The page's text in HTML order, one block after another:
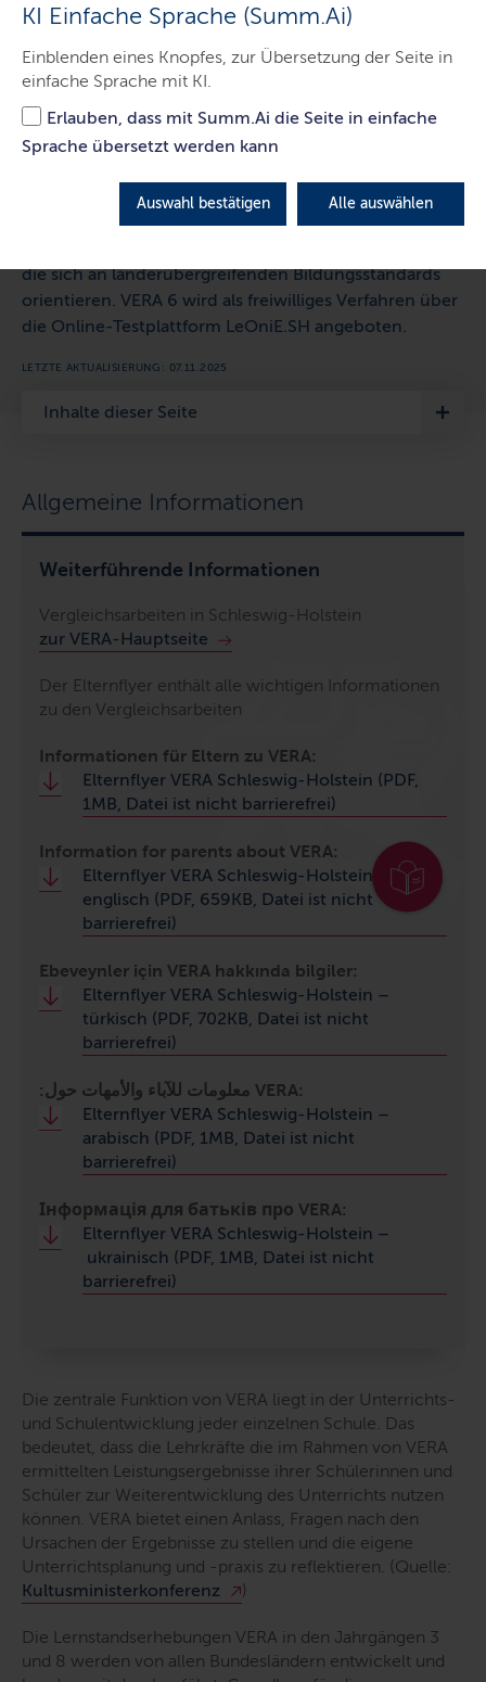
KI Einfache Sprache (Summ.Ai)
Einblenden eines Knopfes, zur Übersetzung der Seite in
einfache Sprache mit KI.
Erlauben, dass mit Summ.Ai die Seite in einfache
Sprache übersetzt werden kann
Auswahl bestätigen Alle auswählen
VERA – Vergleichsarbeiten
Mit flächendeckenden Vergleichsarbeiten (VERA)
und Schüler klassen- und schulübergreifend
vergleichen. In Schleswig-Holstein werden in den
die sich an länderübergreifenden Bildungsstandards
orientieren. VERA 6 wird als freiwilliges Verfahren über
die Online-Testplattform LeOniE.SH angeboten.
LETZTE AKTUALISIERUNG: 07.11.2025
Inhalte dieser Seite
Allgemeine Informationen
Weiterführende Informationen
Vergleichsarbeiten in Schleswig-Holstein
zur VERA-Hauptseite
Der Elternflyer enthält alle wichtigen Informationen
zu den Vergleichsarbeiten
Informationen für Eltern zu VERA:
Elternflyer VERA Schleswig-Holstein (PDF,
1MB, Datei ist nicht barrierefrei)
Information for parents about VERA:
Elternflyer VERA Schleswig-Holstein –
englisch (PDF, 659KB, Datei ist nicht
barrierefrei)
Ebeveynler için VERA hakkında bilgiler:
Elternflyer VERA Schleswig-Holstein –
türkisch (PDF, 702KB, Datei ist nicht
barrierefrei)
:معلومات للآباء والأمهات حول VERA:
Elternflyer VERA Schleswig-Holstein –
arabisch (PDF, 1MB, Datei ist nicht
barrierefrei)
Інформація для батьків про VERA:
Elternflyer VERA Schleswig-Holstein –
ukrainisch (PDF, 1MB, Datei ist nicht
barrierefrei)
Die zentrale Funktion von VERA liegt in der Unterrichts-
und Schulentwicklung jeder einzelnen Schule. Das
bedeutet, dass die Lehrkräfte die im Rahmen von VERA
ermittelten Leistungsergebnisse ihrer Schülerinnen und
Schüler zur Weiterentwicklung des Unterrichts nutzen
können. VERA bietet einen Anlass, Fragen nach den
Ursachen der Ergebnisse zu stellen und die eigene
Unterrichtsplanung und -praxis zu reflektieren. (Quelle:
Kultusministerkonferenz
)
Die Lernstandserhebungen VERA in den Jahrgängen 3
und 8 werden von allen Bundesländern entwickelt und